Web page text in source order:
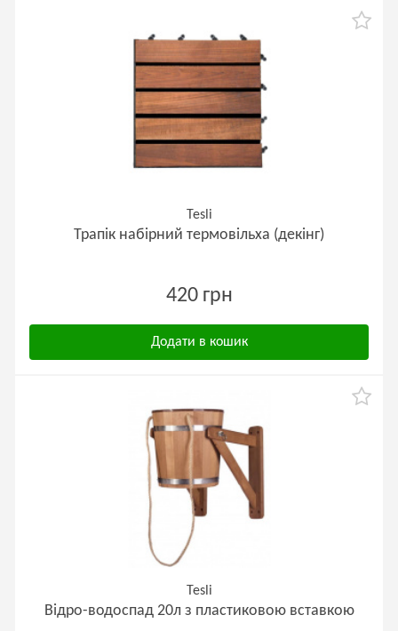
Tesli
Трапік набірний термовільха (декінг)
420 грн
Додати в кошик
Tesli
Відро-водоспад 20л з пластиковою вставкою